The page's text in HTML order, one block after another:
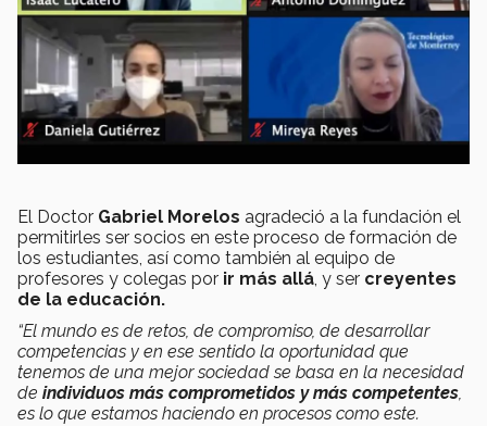
El Doctor Gabriel Morelos agradeció a la fundación el
permitirles ser socios en este proceso de formación de
los estudiantes, así como también al equipo de
profesores y colegas por ir más allá, y ser creyentes
de la educación.
“El mundo es de retos, de compromiso, de desarrollar
competencias y en ese sentido la oportunidad que
tenemos de una mejor sociedad se basa en la necesidad
de individuos más comprometidos y más competentes,
es lo que estamos haciendo en procesos como este.